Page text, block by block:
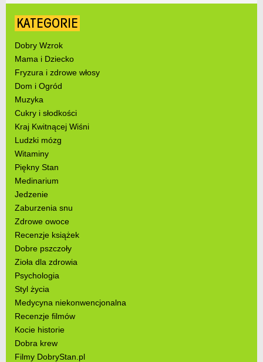
KATEGORIE
Dobry Wzrok
Mama i Dziecko
Fryzura i zdrowe włosy
Dom i Ogród
Muzyka
Cukry i słodkości
Kraj Kwitnącej Wiśni
Ludzki mózg
Witaminy
Piękny Stan
Medinarium
Jedzenie
Zaburzenia snu
Zdrowe owoce
Recenzje książek
Dobre pszczoły
Zioła dla zdrowia
Psychologia
Styl życia
Medycyna niekonwencjonalna
Recenzje filmów
Kocie historie
Dobra krew
Filmy DobryStan.pl